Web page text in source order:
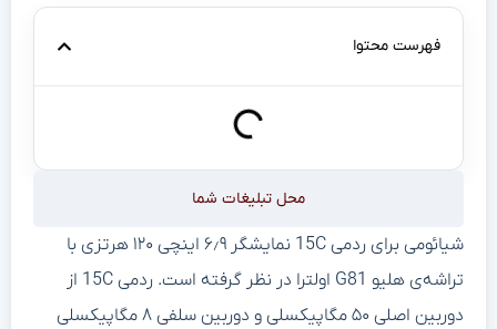
فهرست محتوا
محل تبلیغات شما
شیائومی برای ردمی 15C نمایشگر ۶٫۹ اینچی ۱۲۰ هرتزی با
تراشه‌ی هلیو G81 اولترا در نظر گرفته است. ردمی 15C از
دوربین اصلی ۵۰ مگاپیکسلی و دوربین سلفی ۸ مگاپیکسلی